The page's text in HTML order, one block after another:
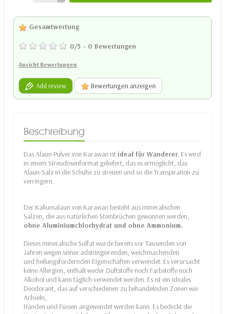
Gesamtwertung:
0/5 - 0 Bewertungen
Ansicht Bewertungen
Add review Bewertungen anzeigen
Beschreibung
Das Alaun-Pulver von Karawan ist ideal für Wanderer. Es wird
in einem Streudosenformat geliefert, das es ermöglicht, das
Alaun-Salz in die Schuhe zu streuen und so die Transpiration zu
verringern.
Der Kaliumalaun von Karawan besteht aus mineralischen
Salzen, die aus natürlichen Steinbrüchen gewonnen werden,
ohne Aluminiumchlorhydrat und ohne Ammonium.
Dieses mineralische Sulfat wurde bereits vor Tausenden von
Jahren wegen seiner adstringierenden, weichmachenden
und heilungsfördernden Eigenschaften verwendet. Es verursacht
keine Allergien, enthält weder Duftstoffe noch Farbstoffe noch
Alkohol und kann täglich verwendet werden. Es ist ein ideales
Deodorant, das auf verschiedenen zu behandelnden Zonen wie
Achseln,
Händen und Füssen angewendet werden kann. Es bedeckt die